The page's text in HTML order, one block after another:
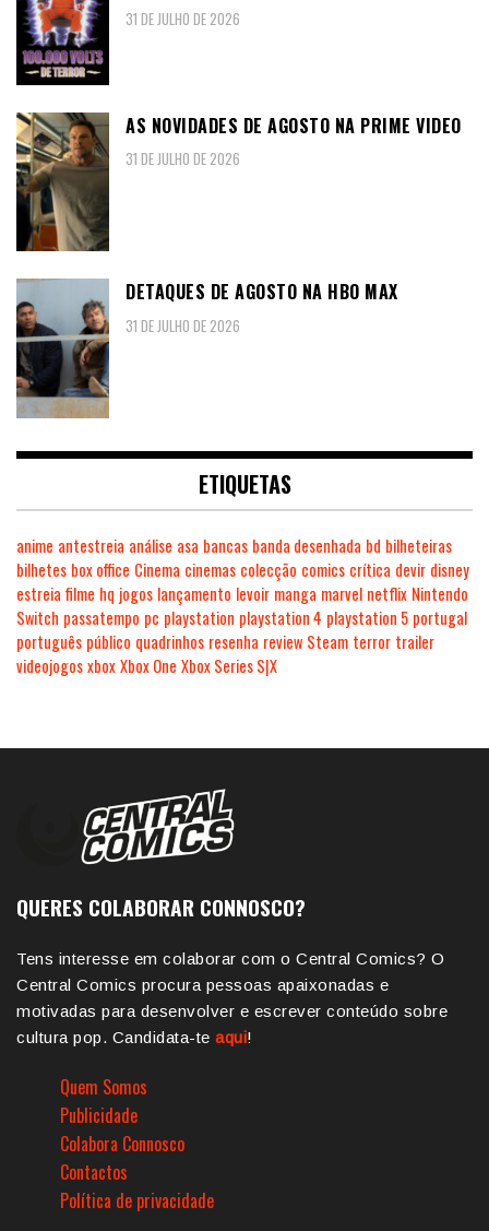
31 DE JULHO DE 2026
AS NOVIDADES DE AGOSTO NA PRIME VIDEO
31 DE JULHO DE 2026
DETAQUES DE AGOSTO NA HBO MAX
31 DE JULHO DE 2026
ETIQUETAS
anime antestreia análise asa bancas banda desenhada bd bilheteiras
bilhetes box office Cinema cinemas colecção comics crítica devir disney
estreia filme hq jogos lançamento levoir manga marvel netflix Nintendo
Switch passatempo pc playstation playstation 4 playstation 5 portugal
português público quadrinhos resenha review Steam terror trailer
videojogosxboxXbox One Xbox Series S|X
QUERES COLABORAR CONNOSCO?
Tens interesse em colaborar com o Central Comics? O
Central Comics procura pessoas apaixonadas e
motivadas para desenvolver e escrever conteúdo sobre
cultura pop. Candidata-te aqui!
Quem Somos
Publicidade
Colabora Connosco
Contactos
Política de privacidade